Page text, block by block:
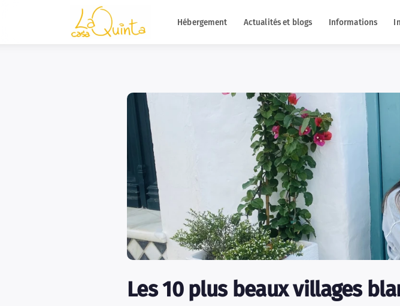
Hébergement Actualités et blogs Informations
Les 10 plus beaux villages